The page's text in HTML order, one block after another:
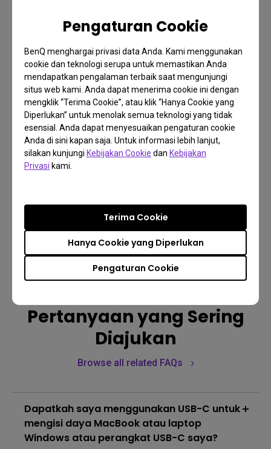
Pengaturan Cookie
BenQ menghargai privasi data Anda. Kami menggunakan
cookie dan teknologi serupa untuk memastikan Anda
mendapatkan pengalaman terbaik saat mengunjungi
situs web kami. Anda dapat menerima cookie ini dengan
mengklik “Terima Cookie”, atau klik “Hanya Cookie yang
Diperlukan” untuk menolak semua teknologi yang tidak
esensial. Anda dapat menyesuaikan pengaturan cookie
Anda di sini kapan saja. Untuk informasi lebih lanjut,
silakan kunjungi Kebijakan Cookie dan Kebijakan
Privasi kami.
Pengaturan Cookie
Hanya Cookie yang Diperlukan
Terima Cookie
Unduh
Download
Download
Pertanyaan yang Sering
Diajukan
Browse all related FAQs
Dapatkah saya menggunakan USB-C untuk
mengisi daya MacBook atau laptop
Windows atau perangkat USB-C saya?